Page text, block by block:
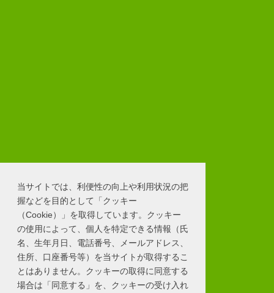
当サイトでは、利便性の向上や利用状況の把
握などを目的として「クッキー
（Cookie）」を取得しています。クッキー
の使用によって、個人を特定できる情報（氏
名、生年月日、電話番号、メールアドレス、
住所、口座番号等）を当サイトが取得するこ
とはありません。クッキーの取得に同意する
場合は「同意する」を、クッキーの受け入れ